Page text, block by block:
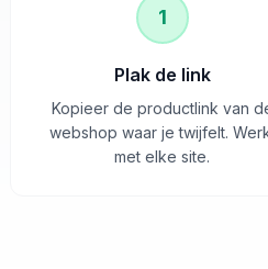
1
Plak de link
Kopieer de productlink van
webshop waar je twijfelt.
met elke site.